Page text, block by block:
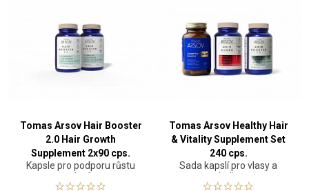
Tomas Arsov Hair Booster
2.0 Hair Growth
Supplement 2x90 cps.
Kapsle pro podporu růstu
vlasů
Tomas Arsov Healthy Hair
& Vitality Supplement Set
240 cps.
Sada kapslí pro vlasy a
vitalitu